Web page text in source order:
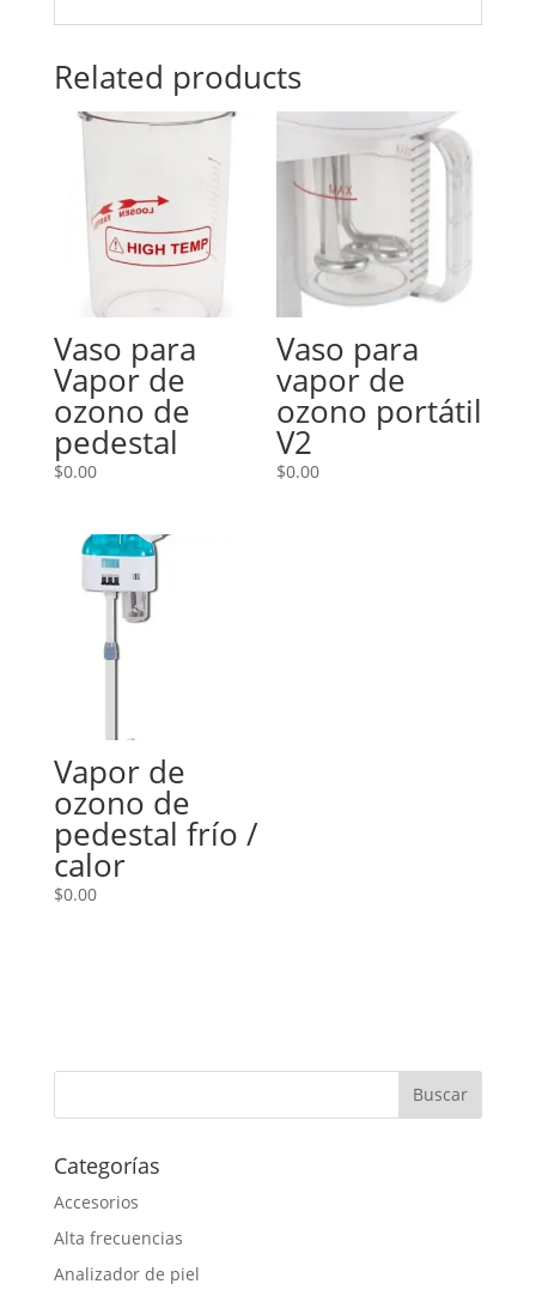
Related products
Vaso para
Vapor de
ozono de
pedestal
$0.00
Vaso para
vapor de
ozono portátil
V2
$0.00
Vapor de
ozono de
pedestal frío /
calor
$0.00
Categorías
Accesorios
Alta frecuencias
Analizador de piel